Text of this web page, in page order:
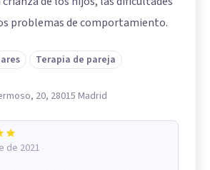
problemas de comportamiento.
Terapia de pareja
20, 28015 Madrid
de 2021